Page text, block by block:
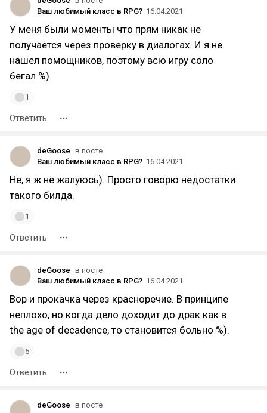
Ваш любимый класс в RPG? 16.04.2021
У меня были моменты что прям никак не
получается через проверку в диалогах. И я не
нашел помощников, поэтому всю игру соло
бегал %).
1
Ответить
deGoose в посте
Ваш любимый класс в RPG? 16.04.2021
Не, я ж не жалуюсь). Просто говорю недостатки
такого билда.
1
Ответить
deGoose в посте
Ваш любимый класс в RPG? 16.04.2021
Вор и прокачка через красноречие. В принципе
неплохо, но когда дело доходит до драк как в
the age of decadence, то становится больно %).
5
Ответить
deGoose в посте